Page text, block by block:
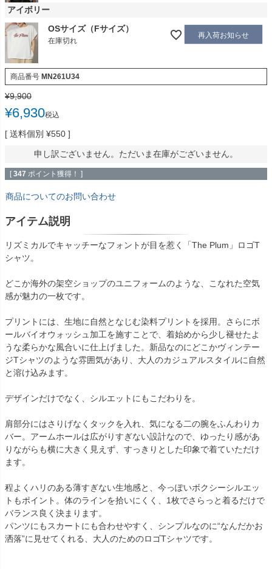
アイボリー
OSサイズ（Fサイズ）
在庫切れ
再入荷お知らせ
商品番号 MN261U34
¥9,900
¥6,930税込
送料個別 ¥550
申し訳ございません。ただいま在庫がございません。
[ 347 ポイント獲得！ ]
商品についてのお問い合わせ
アイテム説明
リズミカルでキャッチーなフォントが目を惹く「The Plum」ロゴT
シャツ。
どこか海外の架空ショップのユニフォームのような、こなれた空気
感が魅力の一枚です。
プリントには、生地に自然となじむ染料プリントを採用。さらにボ
ールバイオウォッシュ加工を施すことで、着始めから少し褪せたよ
うな柔らかな風合いに仕上げました。新品なのにどこかヴィンテー
ジTシャツのような雰囲気があり、大人のカジュアルスタイルに自然
と溶け込みます。
デザインだけでなく、シルエットにもこだわりを。
肩部分にはさりげなくタックを入れ、気になる二の腕をふんわりカ
バー。アームホールは広がりすぎない設計なので、ゆったり感があ
りながらも横に大きく見えず、すっきりとした印象で着ていただけ
ます。
程よくハリのある薄すぎない生地感と、今っぽいボクシーシルエッ
トもポイント。体のラインを拾いにくく、1枚でさらっと着るだけで
バランス良く決まります。
パンツにもスカートにも合わせやすく、シンプルなのに“なんだかお
洒落”に見せてくれる、大人のためのロゴTシャツです。